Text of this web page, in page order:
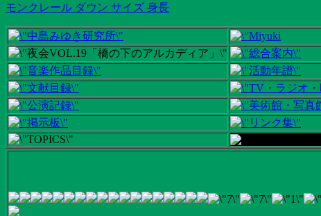
モンクレール ダウン サイズ 身長